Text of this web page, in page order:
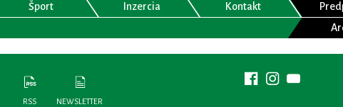
Šport Inzercia Kontakt
RSS NEWSLETTER